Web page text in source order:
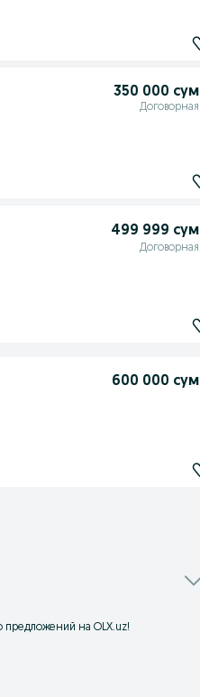
350 000 сум
Договорная
499 999 сум
Договорная
600 000 сум
предложений на OLX.uz!